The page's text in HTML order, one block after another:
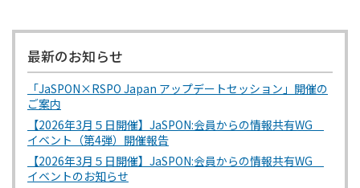
最新のお知らせ
「JaSPON×RSPO Japan アップデートセッション」開催の
ご案内
【2026年3月５日開催】JaSPON:会員からの情報共有WG
イベント（第4弾）開催報告
【2026年3月５日開催】JaSPON:会員からの情報共有WG
イベントのお知らせ